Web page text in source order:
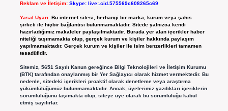
Reklam ve İletişim: Skype: live:.cid.575569c608265c69
Yasal Uyarı: Bu internet sitesi, herhangi bir marka, kurum veya şahıs
şirketi ile hiçbir bağlantısı bulunmamaktadır. Sitede yalnızca kendi
hazırladığımız makaleler paylaşılmaktadır. Burada yer alan içerikler haber
niteliği taşımamakta olup, gerçek kurum ve kişiler hakkında paylaşım
yapılmamaktadır. Gerçek kurum ve kişiler ile isim benzerlikleri tamamen
tesadüfidir.
Sitemiz, 5651 Sayılı Kanun gereğince Bilgi Teknolojileri ve İletişim Kurumu
(BTK) tarafından onaylanmış bir Yer Sağlayıcı olarak hizmet vermektedir. Bu
nedenle, sitedeki içerikleri proaktif olarak denetleme veya araştırma
yükümlülüğümüz bulunmamaktadır. Ancak, üyelerimiz yazdıkları içeriklerin
sorumluluğunu taşımakta olup, siteye üye olarak bu sorumluluğu kabul
etmiş sayılırlar.